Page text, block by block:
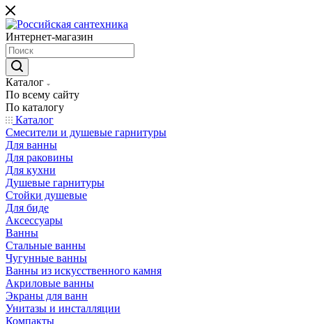
Интернет-магазин
Каталог
По всему сайту
По каталогу
Каталог
Смесители и душевые гарнитуры
Для ванны
Для раковины
Для кухни
Душевые гарнитуры
Стойки душевые
Для биде
Аксессуары
Ванны
Стальные ванны
Чугунные ванны
Ванны из искусственного камня
Акриловые ванны
Экраны для ванн
Унитазы и инсталляции
Компакты